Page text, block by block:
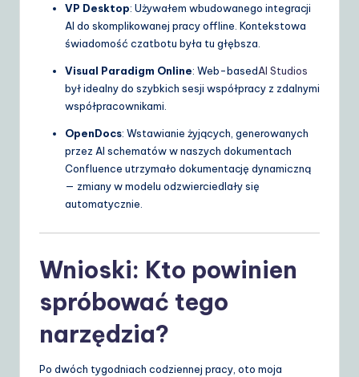
VP Desktop: Używałem wbudowanego integracji
AI do skomplikowanej pracy offline. Kontekstowa
świadomość czatbotu była tu głębsza.
Visual Paradigm Online: Web-basedAI Studios
był idealny do szybkich sesji współpracy z zdalnymi
współpracownikami.
OpenDocs: Wstawianie żyjących, generowanych
przez AI schematów w naszych dokumentach
Confluence utrzymało dokumentację dynamiczną
— zmiany w modelu odzwierciedlały się
automatycznie.
Wnioski: Kto powinien
spróbować tego
narzędzia?
Po dwóch tygodniach codziennej pracy, oto moja